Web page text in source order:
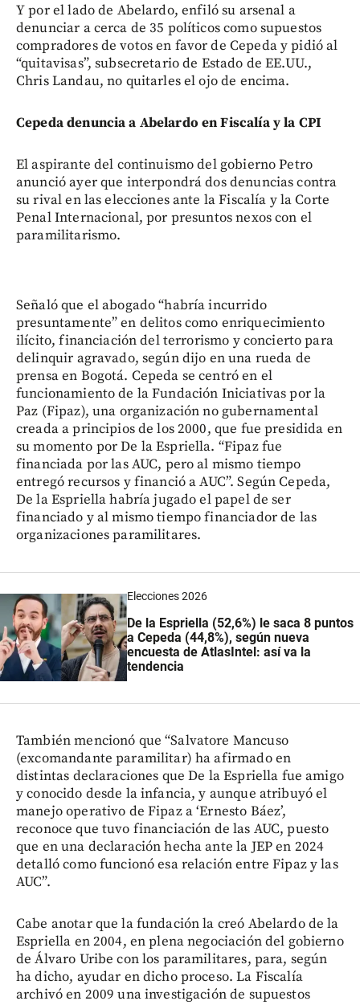
Y por el lado de Abelardo, enfiló su arsenal a
denunciar a cerca de 35 políticos como supuestos
compradores de votos en favor de Cepeda y pidió al
“quitavisas”, subsecretario de Estado de EE.UU.,
Chris Landau, no quitarles el ojo de encima.
Cepeda denuncia a Abelardo en Fiscalía y la CPI
El aspirante del continuismo del gobierno Petro
anunció ayer que interpondrá dos denuncias contra
su rival en las elecciones ante la Fiscalía y la Corte
Penal Internacional, por presuntos nexos con el
paramilitarismo.
Señaló que el abogado “habría incurrido
presuntamente” en delitos como enriquecimiento
ilícito, financiación del terrorismo y concierto para
delinquir agravado, según dijo en una rueda de
prensa en Bogotá. Cepeda se centró en el
funcionamiento de la Fundación Iniciativas por la
Paz (Fipaz), una organización no gubernamental
creada a principios de los 2000, que fue presidida en
su momento por De la Espriella. “Fipaz fue
financiada por las AUC, pero al mismo tiempo
entregó recursos y financió a AUC”. Según Cepeda,
De la Espriella habría jugado el papel de ser
financiado y al mismo tiempo financiador de las
organizaciones paramilitares.
Elecciones 2026
De la Espriella (52,6%) le saca 8 puntos
a Cepeda (44,8%), según nueva
encuesta de AtlasIntel: así va la
tendencia
También mencionó que “Salvatore Mancuso
(excomandante paramilitar) ha afirmado en
distintas declaraciones que De la Espriella fue amigo
y conocido desde la infancia, y aunque atribuyó el
manejo operativo de Fipaz a ‘Ernesto Báez’,
reconoce que tuvo financiación de las AUC, puesto
que en una declaración hecha ante la JEP en 2024
detalló como funcionó esa relación entre Fipaz y las
AUC”.
Cabe anotar que la fundación la creó Abelardo de la
Espriella en 2004, en plena negociación del gobierno
de Álvaro Uribe con los paramilitares, para, según
ha dicho, ayudar en dicho proceso. La Fiscalía
archivó en 2009 una investigación de supuestos